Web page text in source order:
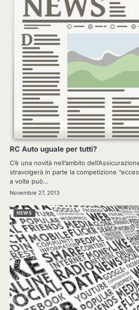
RC Auto uguale per tutti?
C’è una novità nell’ambito
stravolgerà in parte la competizione
a volte può…
Novembre 27, 2013
NEWS